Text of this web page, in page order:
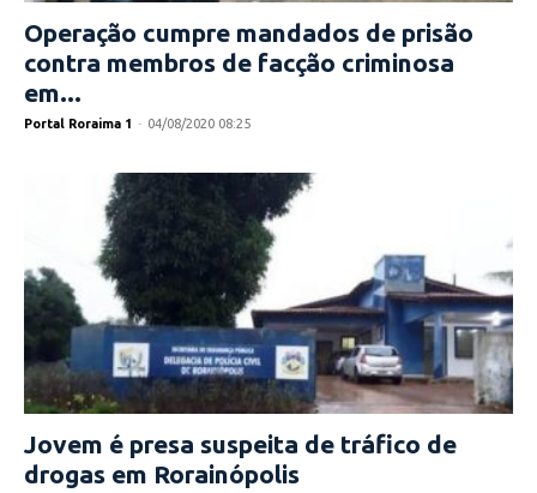
Operação cumpre mandados de prisão
contra membros de facção criminosa
em...
Portal Roraima 1 - 04/08/2020 08:25
Jovem é presa suspeita de tráfico de
drogas em Rorainópolis